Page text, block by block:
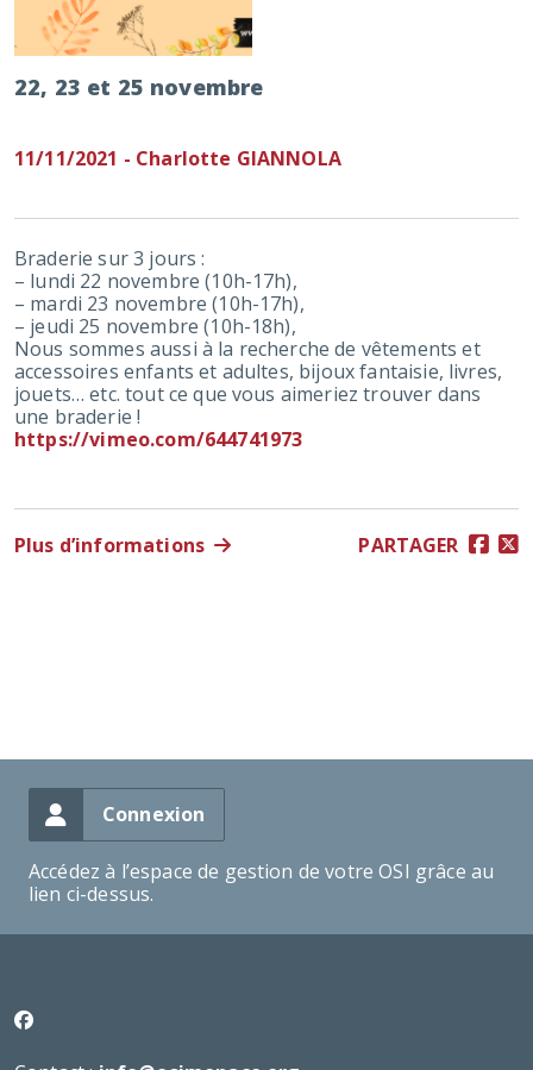
22, 23 et 25 novembre
11/11/2021 - Charlotte GIANNOLA
Braderie sur 3 jours :
– lundi 22 novembre (10h-17h),
– mardi 23 novembre (10h-17h),
– jeudi 25 novembre (10h-18h),
Nous sommes aussi à la recherche de vêtements et
accessoires enfants et adultes, bijoux fantaisie, livres,
jouets… etc. tout ce que vous aimeriez trouver dans
une braderie !
https://vimeo.com/644741973
Plus d’informations PARTAGER
Connexion
Accédez à l’espace de gestion de votre OSI grâce au
lien ci-dessus.